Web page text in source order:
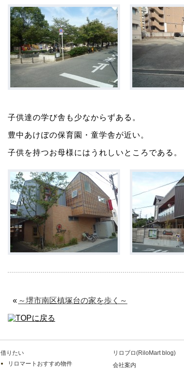
子供達の学び舎も少なからずある。
豊中あけぼの保育園・童学舎が近い。
子供を持つお母様にはうれしいところである。
« ～堺市南区槙塚台の家を歩く～
借りたい
リロマートおすすめ物件
リロブロ(RiloMart blog)
会社案内